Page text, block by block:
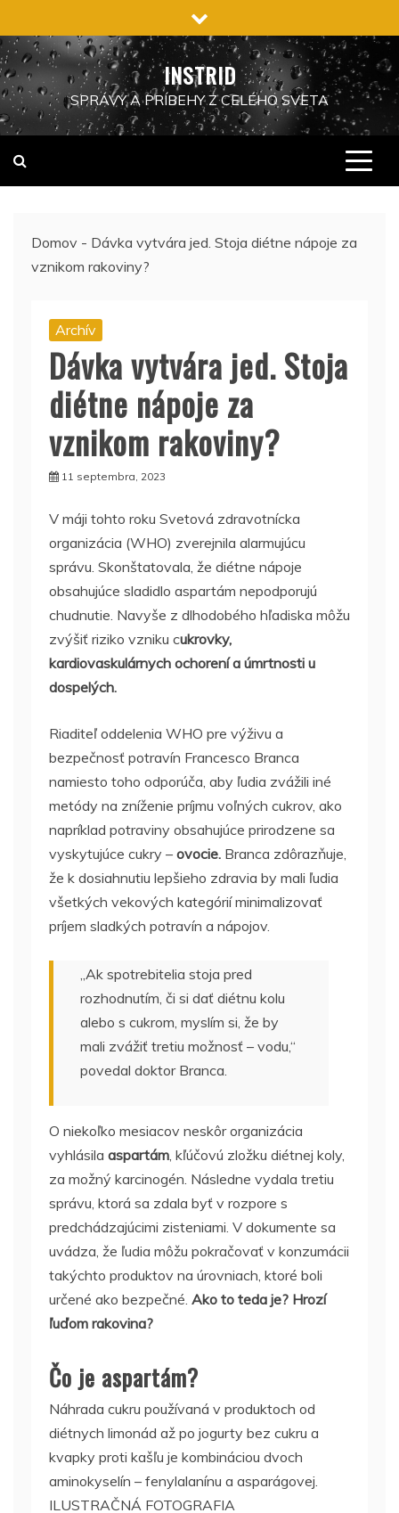
na
obsah
INSTRID
SPRÁVY A PRÍBEHY Z CELÉHO SVETA
Domov - Dávka vytvára jed. Stoja diétne nápoje za
vznikom rakoviny?
Archív
Dávka vytvára jed. Stoja
diétne nápoje za
vznikom rakoviny?
11 septembra, 2023
V máji tohto roku Svetová zdravotnícka
organizácia (WHO) zverejnila alarmujúcu
správu. Skonštatovala, že diétne nápoje
obsahujúce sladidlo aspartám nepodporujú
chudnutie. Navyše z dlhodobého hľadiska môžu
zvýšiť riziko vzniku cukrovky,
kardiovaskulárnych ochorení a úmrtnosti u
dospelých.
Riaditeľ oddelenia WHO pre výživu a
bezpečnosť potravín Francesco Branca
namiesto toho odporúča, aby ľudia zvážili iné
metódy na zníženie príjmu voľných cukrov, ako
napríklad potraviny obsahujúce prirodzene sa
vyskytujúce cukry – ovocie. Branca zdôrazňuje,
že k dosiahnutiu lepšieho zdravia by mali ľudia
všetkých vekových kategórií minimalizovať
príjem sladkých potravín a nápojov.
„Ak spotrebitelia stoja pred
rozhodnutím, či si dať diétnu kolu
alebo s cukrom, myslím si, že by
mali zvážiť tretiu možnosť – vodu,“
povedal doktor Branca.
O niekoľko mesiacov neskôr organizácia
vyhlásila aspartám, kľúčovú zložku diétnej koly,
za možný karcinogén. Následne vydala tretiu
správu, ktorá sa zdala byť v rozpore s
predchádzajúcimi zisteniami. V dokumente sa
uvádza, že ľudia môžu pokračovať v konzumácii
takýchto produktov na úrovniach, ktoré boli
určené ako bezpečné. Ako to teda je? Hrozí
ľuďom rakovina?
Čo je aspartám?
Náhrada cukru používaná v produktoch od
diétnych limonád až po jogurty bez cukru a
kvapky proti kašľu je kombináciou dvoch
aminokyselín – fenylalanínu a asparágovej.
ILUSTRAČNÁ FOTOGRAFIA